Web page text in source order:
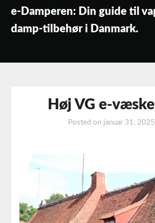
content
e-Damperen: Din guide til
damp-tilbehør i Danmark.
Høj VG e-
Posted on januar 31, 2025